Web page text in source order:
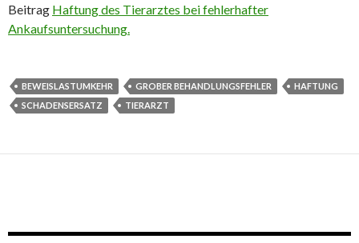
Beitrag Haftung des Tierarztes bei fehlerhafter
Ankaufsuntersuchung.
BEWEISLASTUMKEHR GROBER BEHANDLUNGSFEHLER
HAFTUNG
SCHADENSERSATZ
TIERARZT